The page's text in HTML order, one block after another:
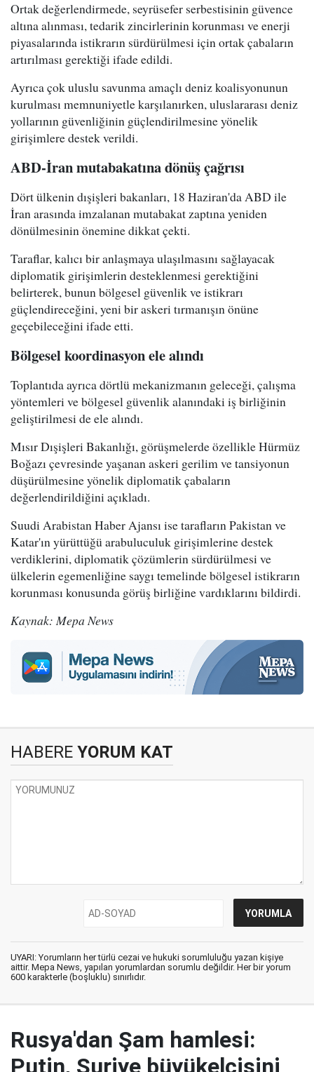
Ortak değerlendirmede, seyrüsefer serbestisinin güvence
altına alınması, tedarik zincirlerinin korunması ve enerji
piyasalarında istikrarın sürdürülmesi için ortak çabaların
artırılması gerektiği ifade edildi.
Ayrıca çok uluslu savunma amaçlı deniz koalisyonunun
kurulması memnuniyetle karşılanırken, uluslararası deniz
yollarının güvenliğinin güçlendirilmesine yönelik
girişimlere destek verildi.
ABD-İran mutabakatına dönüş çağrısı
Dört ülkenin dışişleri bakanları, 18 Haziran'da ABD ile
İran arasında imzalanan mutabakat zaptına yeniden
dönülmesinin önemine dikkat çekti.
Taraflar, kalıcı bir anlaşmaya ulaşılmasını sağlayacak
diplomatik girişimlerin desteklenmesi gerektiğini
belirterek, bunun bölgesel güvenlik ve istikrarı
güçlendireceğini, yeni bir askeri tırmanışın önüne
geçebileceğini ifade etti.
Bölgesel koordinasyon ele alındı
Toplantıda ayrıca dörtlü mekanizmanın geleceği, çalışma
yöntemleri ve bölgesel güvenlik alanındaki iş birliğinin
geliştirilmesi de ele alındı.
Mısır Dışişleri Bakanlığı, görüşmelerde özellikle Hürmüz
Boğazı çevresinde yaşanan askeri gerilim ve tansiyonun
düşürülmesine yönelik diplomatik çabaların
değerlendirildiğini açıkladı.
Suudi Arabistan Haber Ajansı ise tarafların Pakistan ve
Katar'ın yürüttüğü arabuluculuk girişimlerine destek
verdiklerini, diplomatik çözümlerin sürdürülmesi ve
ülkelerin egemenliğine saygı temelinde bölgesel istikrarın
korunması konusunda görüş birliğine vardıklarını bildirdi.
Kaynak: Mepa News
HABERE YORUM KAT
UYARI: Yorumların her türlü cezai ve hukuki sorumluluğu yazan kişiye
aittir. Mepa News, yapılan yorumlardan sorumlu değildir. Her bir yorum
600 karakterle (boşluklu) sınırlıdır.
Rusya'dan Şam hamlesi:
Putin, Suriye büyükelçisini